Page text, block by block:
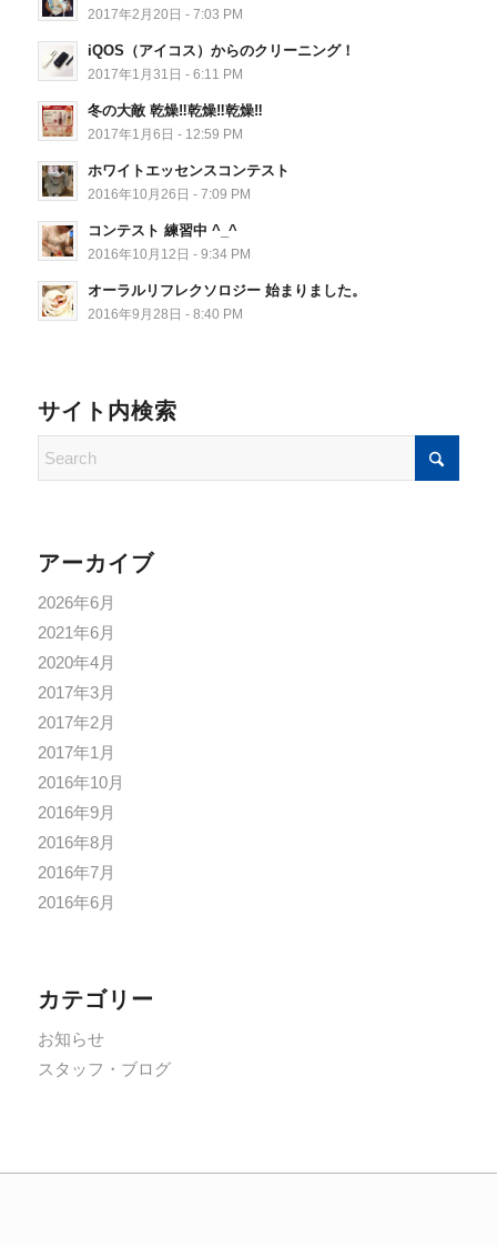
2017年2月20日 - 7:03 PM
iQOS（アイコス）からのクリーニング！
2017年1月31日 - 6:11 PM
冬の大敵 乾燥‼︎乾燥‼︎乾燥‼︎
2017年1月6日 - 12:59 PM
ホワイトエッセンスコンテスト
2016年10月26日 - 7:09 PM
コンテスト 練習中 ^_^
2016年10月12日 - 9:34 PM
オーラルリフレクソロジー 始まりました。
2016年9月28日 - 8:40 PM
サイト内検索
アーカイブ
2026年6月
2021年6月
2020年4月
2017年3月
2017年2月
2017年1月
2016年10月
2016年9月
2016年8月
2016年7月
2016年6月
カテゴリー
お知らせ
スタッフ・ブログ